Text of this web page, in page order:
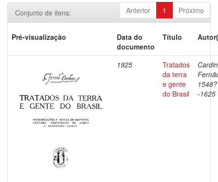
Anterior 1 Próximo
Conjunto de itens:
Pré-visualização
Data do
documento
Título
1925
Tratados
da terra
e gente
do Brasil
1548?
-1625